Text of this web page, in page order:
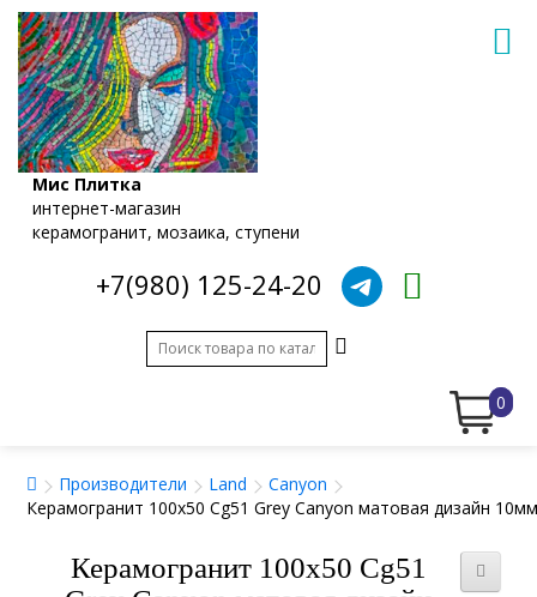
Мис Плитка
интернет-магазин
керамогранит, мозаика, ступени
+7(980) 125-24-20
0
Производители Land
Canyon
Керамогранит 100x50 Cg51 Grey Canyon матовая дизайн
Керамогранит 100x50 Cg51